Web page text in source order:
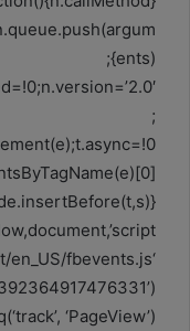
ents)};
;
‘https://connect.facebook.net/en_US/fbevents.js’);
‘PageView’);